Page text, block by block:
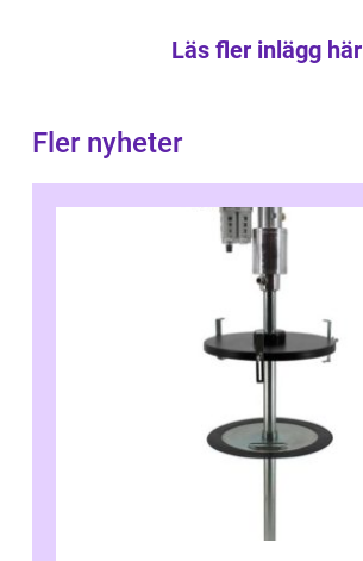
Läs fler inlägg här
Fler nyheter